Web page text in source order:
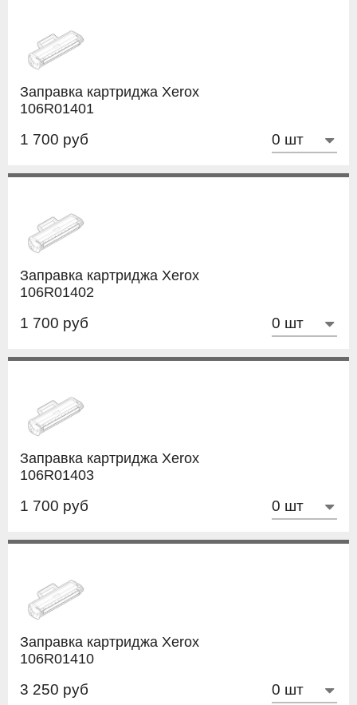
Заправка картриджа Xerox
106R01401
1 700 руб
Заправка картриджа Xerox
106R01402
1 700 руб
Заправка картриджа Xerox
106R01403
1 700 руб
Заправка картриджа Xerox
106R01410
3 250 руб